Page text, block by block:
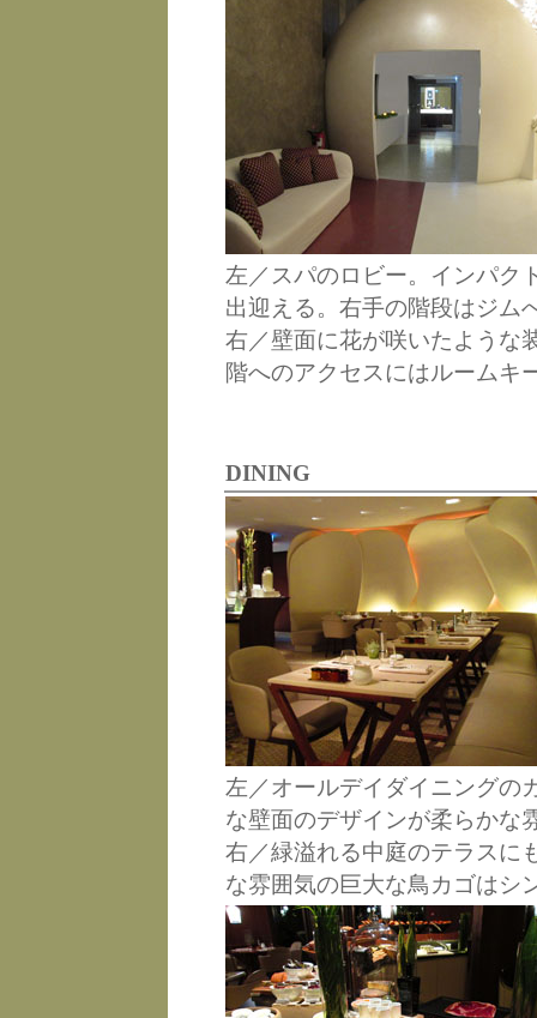
左／スパのロビー。インパク
出迎える。右手の階段はジム
右／壁面に花が咲いたような
階へのアクセスにはルームキ
DINING
左／オールデイダイニングの
な壁面のデザインが柔らかな
右／緑溢れる中庭のテラスに
な雰囲気の巨大な鳥カゴはシ